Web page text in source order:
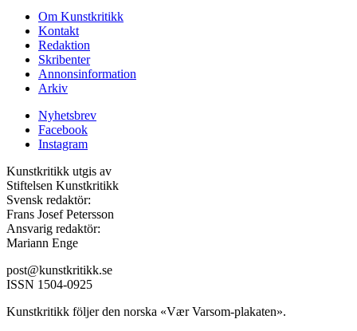
Om Kunstkritikk
Kontakt
Redaktion
Skribenter
Annonsinformation
Arkiv
Nyhetsbrev
Facebook
Instagram
Kunstkritikk utgis av
Stiftelsen Kunstkritikk
Svensk redaktör:
Frans Josef Petersson
Ansvarig redaktör:
Mariann Enge
post@kunstkritikk.se
ISSN 1504-0925
Kunstkritikk följer den norska «Vær Varsom-plakaten».